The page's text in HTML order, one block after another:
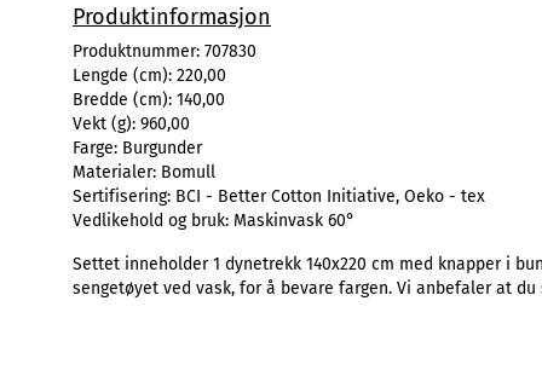
Produktinformasjon
Produktnummer: 707830
Lengde (cm): 220,00
Bredde (cm): 140,00
Vekt (g): 960,00
Farge: Burgunder
Materialer: Bomull
Sertifisering: BCI - Better Cotton Initiative, Oeko - tex
Vedlikehold og bruk: Maskinvask 60°
Settet inneholder 1 dynetrekk 140x220 cm med knapper i
sengetøyet ved vask, for å bevare fargen. Vi anbefaler at